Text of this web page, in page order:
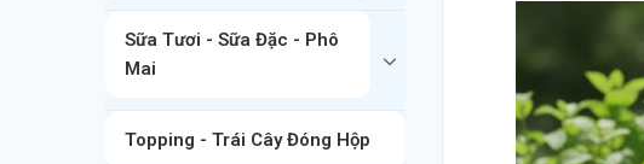
Sữa Tươi - Sữa Đặc - Phô
Mai
Topping - Trái Cây Đóng Hộp